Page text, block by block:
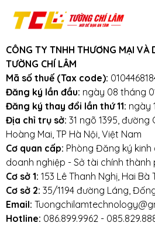
Khẩu 100%
CÔNG TY TNHH THƯƠNG MẠI VÀ
TƯỜNG CHÍ LÂM
Mã số thuế (Tax code):
Đăng ký lần đầu: ngày 08 tháng
Đăng ký thay đổi lần thứ 11: ngày
Địa chỉ trụ sở: 31 ngõ 1395, đường
Hoàng Mai, TP Hà Nội, Việt Nam
Cơ quan cấp: Phòng Đăng ký
doanh nghiệp - Sở tài chính thành
Cơ sở 1: 153 Lê Thanh Nghị, Hai Bà
Cơ sở 2: 35/1194 đường Láng,
Email:
Hotline: 086.899.9962 -